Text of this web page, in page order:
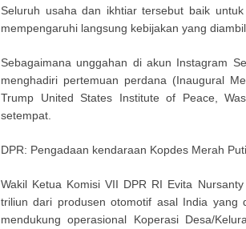
Seluruh usaha dan ikhtiar tersebut baik
mempengaruhi langsung kebijakan yang
Sebagaimana unggahan di akun Instagram
menghadiri pertemuan perdana (Inaugural
Trump United States Institute of Peace,
setempat.
DPR: Pengadaan kendaraan Kopdes Merah
Wakil Ketua Komisi VII DPR RI Evita
triliun dari produsen otomotif asal India yang
mendukung operasional Koperasi Desa/